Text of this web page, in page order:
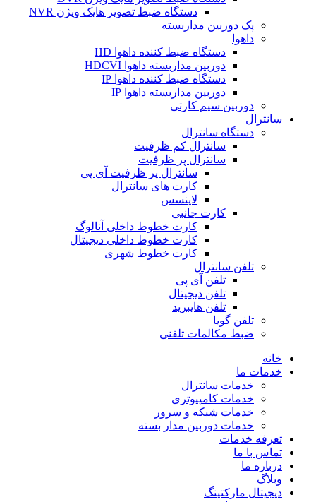
دستگاه ضبط تصویر هایک ویژن NVR
پک دوربین مداربسته
داهوا
دستگاه ضبط کننده داهوا HD
دوربین مداربسته داهوا HDCVI
دستگاه ضبط کننده داهوا IP
دوربین مداربسته داهوا IP
دوربین سیم کارتی
سانترال
دستگاه سانترال
سانترال کم ظرفیت
سانترال پر ظرفیت
سانترال پر ظرفیت آی پی
کارت های سانترال
لاینسس
کارت جانبی
کارت خطوط داخلی آنالوگ
کارت خطوط داخلی دیجیتال
کارت خطوط شهری
تلفن سانترال
تلفن آی پی
تلفن دیجیتال
تلفن هایبرید
تلفن گویا
ضبط مکالمات تلفنی
خانه
خدمات ما
خدمات سانترال
خدمات کامپیوتری
خدمات شبکه و سرور
خدمات دوربین مدار بسته
تعرفه خدمات
تماس با ما
درباره ما
وبلاگ
دیجیتال مارکتینگ